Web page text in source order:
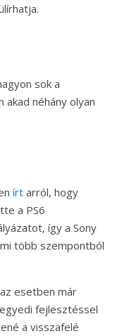
sok a
akad néhány olyan
írt arról, hogy
a PS6
így a Sony
több szempontból
esetben már
fejlesztéssel
a visszafelé